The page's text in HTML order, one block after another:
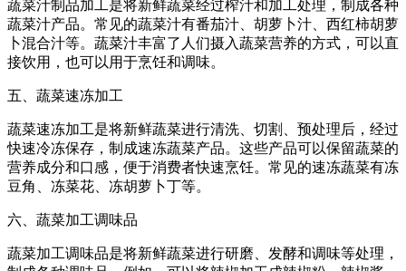
蔬菜汁制品加工是将新鲜蔬菜经过榨汁和加工处理，制成各种
蔬菜汁产品。常见的蔬菜汁有番茄汁、胡萝卜汁、西红柿胡萝
卜混合汁等。蔬菜汁丰富了人们摄入蔬菜营养的方式，可以直
接饮用，也可以用于烹饪和调味。
五、蔬菜速冻加工
蔬菜速冻加工是将新鲜蔬菜进行清洗、切割、预处理后，经过
快速冷冻保存，制成速冻蔬菜产品。这些产品可以保留蔬菜的
营养成分和口感，便于消费者快速烹饪。常见的速冻蔬菜有冻
豆角、冻菜花、冻胡萝卜丁等。
六、蔬菜加工调味品
蔬菜加工调味品是将新鲜蔬菜进行研磨、发酵和调味等处理，